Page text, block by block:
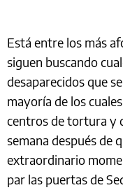
Está entre los más
siguen buscando
desaparecidos que
mayoría de los
centros de tortura y
semana después de
extraordinario
par las puertas de